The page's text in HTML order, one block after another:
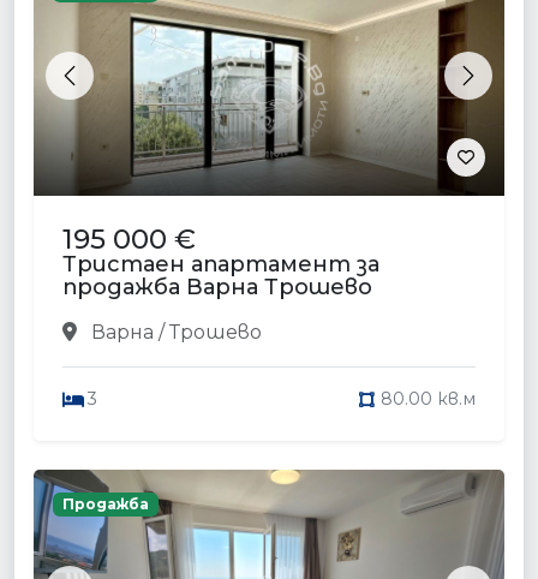
Previous Next
195 000 €
Тристаен апартамент за
продажба Варна Трошево
Варна / Трошево
3 80.00 кв.м
Продажба